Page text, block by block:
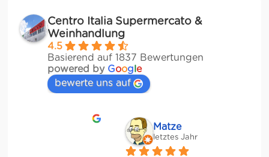
Centro Italia Supermercato &
Weinhandlung
4.5
Basierend auf 1837 Bewertungen
powered by Google
bewerte uns auf